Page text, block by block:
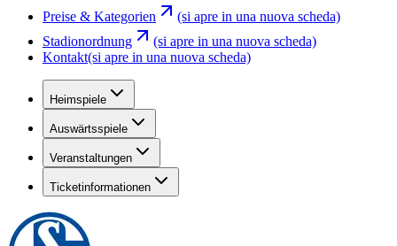
Preise & Kategorien
(si apre in una nuova scheda)
Stadionordnung
(si apre in una nuova scheda)
Kontakt(si apre in una nuova scheda)
Heimspiele
Auswärtsspiele
Veranstaltungen
Ticketinformationen